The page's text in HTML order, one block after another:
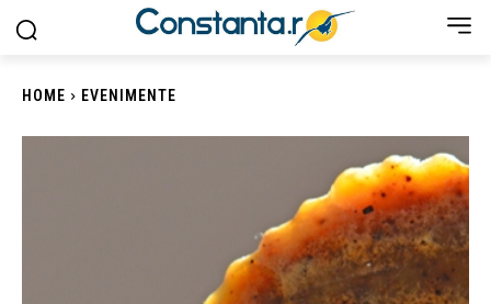
HOME EVENIMENTE